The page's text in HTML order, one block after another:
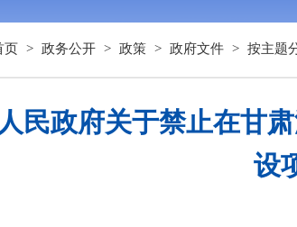
页 > 政务公开 > 政策 > 政府文件 > 按主题
民政府关于禁止在甘
设